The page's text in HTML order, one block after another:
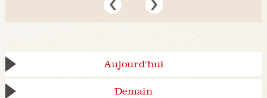
Aujourd'hui
Demain